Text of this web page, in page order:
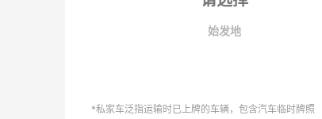
始发地
*私家车泛指运输时已上牌的车辆，包含汽车临时牌照